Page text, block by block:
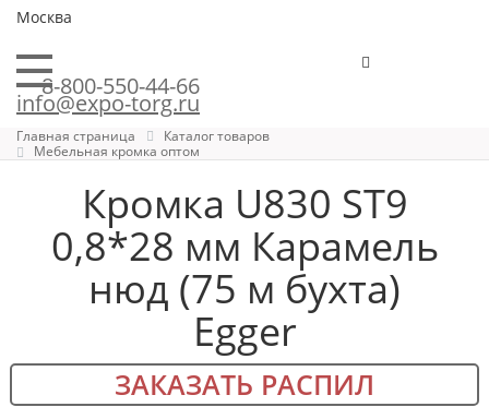
Москва
8-800-550-44-66
info@expo-torg.ru
Главная страница
Каталог товаров
Мебельная кромка оптом
Кромка U830 ST9
0,8*28 мм Карамель
нюд (75 м бухта)
Egger
ЗАКАЗАТЬ РАСПИЛ